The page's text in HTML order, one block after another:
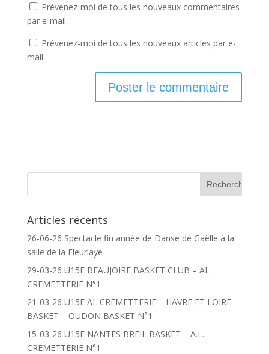
Prévenez-moi de tous les nouveaux commentaires
par e-mail.
Prévenez-moi de tous les nouveaux articles par e-
mail.
Articles récents
26-06-26 Spectacle fin année de Danse de Gaëlle à la
salle de la Fleuriaye
29-03-26 U15F BEAUJOIRE BASKET CLUB – AL
CREMETTERIE N°1
21-03-26 U15F AL CREMETTERIE – HAVRE ET LOIRE
BASKET – OUDON BASKET N°1
15-03-26 U15F NANTES BREIL BASKET – A.L.
CREMETTERIE N°1